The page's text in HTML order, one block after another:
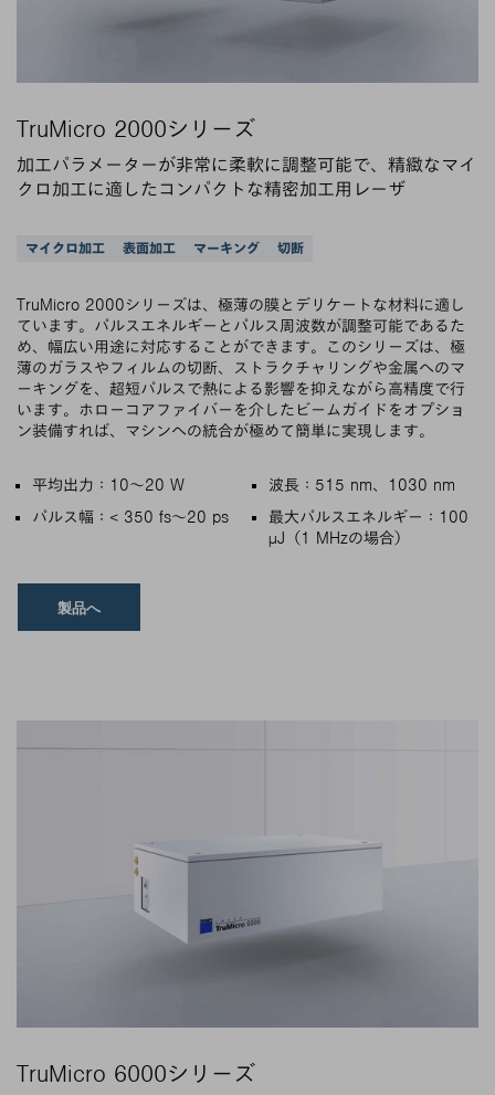
TruMicro 2000シリーズ
加工パラメーターが非常に柔軟に調整可能で、精緻なマイ
クロ加工に適したコンパクトな精密加工用レーザ
サポートされているアプリケーション
マイクロ加工 表面加工 マーキング 切断
TruMicro 2000シリーズは、極薄の膜とデリケートな材料に適し
ています。パルスエネルギーとパルス周波数が調整可能であるた
め、幅広い用途に対応することができます。このシリーズは、極
薄のガラスやフィルムの切断、ストラクチャリングや金属へのマ
ーキングを、超短パルスで熱による影響を抑えながら高精度で行
います。ホローコアファイバーを介したビームガイドをオプショ
ン装備すれば、マシンへの統合が極めて簡単に実現します。
主な特徴
平均出力：10～20 W
波長：515 nm、1030 nm
パルス幅：< 350 fs～20 ps
最大パルスエネルギー：100
µJ（1 MHzの場合）
製品へ
TruMicro 6000シリーズ